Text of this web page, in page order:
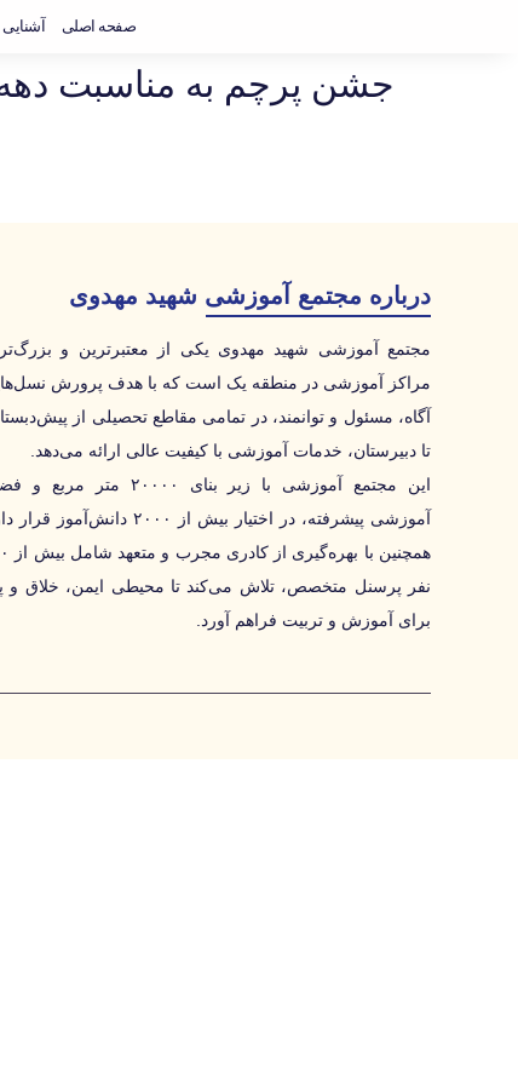
صفحه اصلی
جشن پرچم به مناسبت
درباره مجتمع آموزشی شهید مهدوی
مجتمع آموزشی شهید مهدوی یکی از معتبرترین و
مراکز آموزشی در منطقه یک است که با هدف پرورش
آگاه، مسئول و توانمند، در تمامی مقاطع تحصیلی از
تا دبیرستان، خدمات آموزشی با کیفیت عالی ارائه می‌دهد.
این مجتمع آموزشی با زیر بنای ۲۰۰۰۰ متر
آموزشی پیشرفته، در اختیار بیش از ۲۰۰۰ دانش‌آموز
همچنین
نفر پرسنل متخصص، تلاش می‌کند تا محیطی ایمن، خلاق و
برای آموزش و تربیت فراهم آورد.